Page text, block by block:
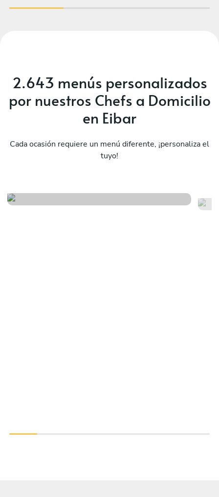
2.643 menús personalizados
por nuestros Chefs a Domicilio
en Eibar
Cada ocasión requiere un menú diferente, ¡personaliza el
tuyo!